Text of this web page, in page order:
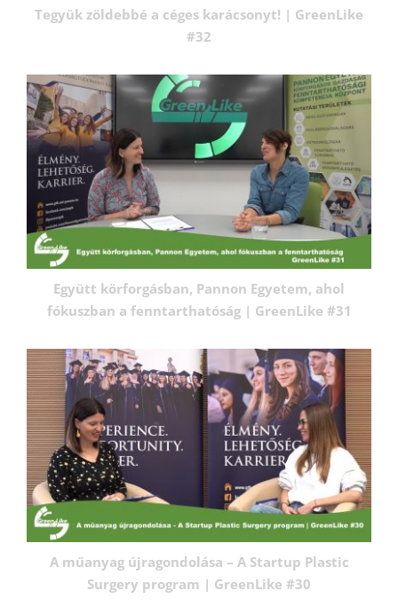
Tegyük zöldebbé a céges karácsonyt! | GreenLike
#32
Együtt körforgásban, Pannon Egyetem, ahol
fókuszban a fenntarthatóság | GreenLike #31
A műanyag újragondolása – A Startup Plastic
Surgery program | GreenLike #30